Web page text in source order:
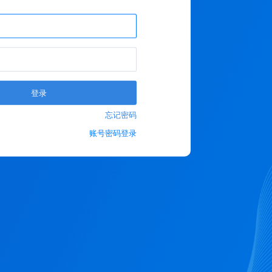
登录
忘记密码
账号密码登录